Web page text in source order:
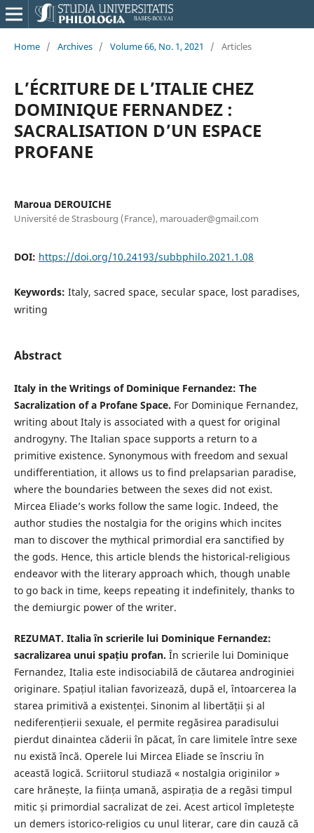
Home / Archives / Volume 66, No. 1, 2021 / Articles
L’ÉCRITURE DE L’ITALIE CHEZ
DOMINIQUE FERNANDEZ :
SACRALISATION D’UN ESPACE
PROFANE
Maroua DEROUICHE
Université de Strasbourg (France), marouader@gmail.com
DOI: https://doi.org/10.24193/subbphilo.2021.1.08
Keywords: Italy, sacred space, secular space, lost paradises,
writing
Abstract
Italy in the Writings of Dominique Fernandez: The
Sacralization of a Profane Space. For Dominique Fernandez,
writing about Italy is associated with a quest for original
androgyny. The Italian space supports a return to a
primitive existence. Synonymous with freedom and sexual
undifferentiation, it allows us to find prelapsarian paradise,
where the boundaries between the sexes did not exist.
Mircea Eliade’s works follow the same logic. Indeed, the
author studies the nostalgia for the origins which incites
man to discover the mythical primordial era sanctified by
the gods. Hence, this article blends the historical-religious
endeavor with the literary approach which, though unable
to go back in time, keeps repeating it indefinitely, thanks to
the demiurgic power of the writer.
REZUMAT. Italia în scrierile lui Dominique Fernandez:
sacralizarea unui spațiu profan. În scrierile lui Dominique
Fernandez, Italia este indisociabilă de căutarea androginiei
originare. Spațiul italian favorizează, după el, întoarcerea la
starea primitivă a existenței. Sinonim al libertății și al
nediferențierii sexuale, el permite regăsirea paradisului
pierdut dinaintea căderii în păcat, în care limitele între sexe
nu există încă. Operele lui Mircea Eliade se înscriu în
această logică. Scriitorul studiază « nostalgia originilor »
care hrănește, la ființa umană, aspirația de a regăsi timpul
mitic și primordial sacralizat de zei. Acest articol împletește
un demers istorico-religios cu unul literar, care din cauză că